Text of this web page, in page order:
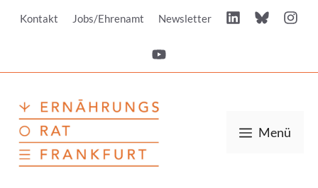
InhaltKontakt Jobs/Ehrenamt Newsletter
Menü